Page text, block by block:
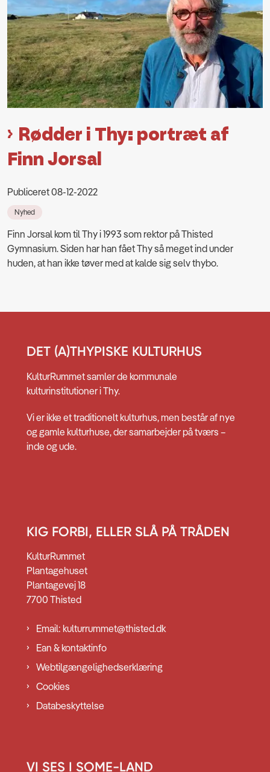
Rødder i Thy: portræt af
Finn Jorsal
Publiceret 08-12-2022
Nyhed
Finn Jorsal kom til Thy i 1993 som rektor på Thisted
Gymnasium. Siden har han fået Thy så meget ind under
huden, at han ikke tøver med at kalde sig selv thybo.
DET (A)THYPISKE KULTURHUS
KulturRummet samler de kommunale
kulturinstitutioner i Thy.
Vi er ikke et traditionelt kulturhus, men består af nye
og gamle kulturhuse, der samarbejder på tværs –
inde og ude.
KIG FORBI, ELLER SLÅ PÅ TRÅDEN
KulturRummet
Plantagehuset
Plantagevej 18
7700 Thisted
Email: kulturrummet@thisted.dk
Ean & kontaktinfo
Webtilgængelighedserklæring
Cookies
Databeskyttelse
VI SES I SOME-LAND